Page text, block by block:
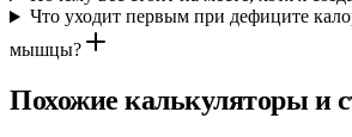
Что уходит первым при дефиците
мышцы?
Похожие калькуляторы и